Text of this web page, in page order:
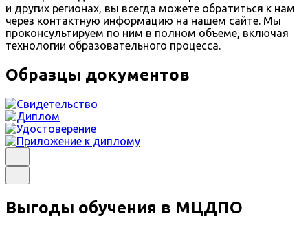
и других регионах, вы всегда можете обратиться к нам
через контактную информацию на нашем сайте. Мы
проконсультируем по ним в полном объеме, включая
технологии образовательного процесса.
Образцы документов
Выгоды обучения в МЦДПО